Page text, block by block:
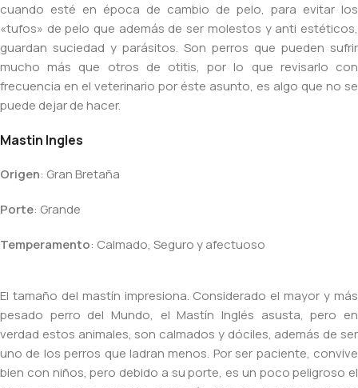
cuando esté en época de cambio de pelo, para evitar los
«tufos» de pelo que además de ser molestos y anti estéticos,
guardan suciedad y parásitos. Son perros que pueden sufrir
mucho más que otros de otitis, por lo que revisarlo con
frecuencia en el veterinario por éste asunto, es algo que no se
puede dejar de hacer.
Mastin Ingles
Origen: Gran Bretaña
Porte: Grande
Temperamento: Calmado, Seguro y afectuoso
El tamaño del mastín impresiona. Considerado el mayor y más
pesado perro del Mundo, el Mastín Inglés asusta, pero en
verdad estos animales, son calmados y dóciles, además de ser
uno de los perros que ladran menos. Por ser paciente, convive
bien con niños, pero debido a su porte, es un poco peligroso el